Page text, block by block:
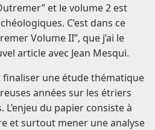
et le volume 2 est
C’est dans ce
Volume II”, que j’ai le
article avec Jean Mesqui.
finaliser une étude thématique
années sur les étriers
du papier consiste à
et surtout mener une analyse